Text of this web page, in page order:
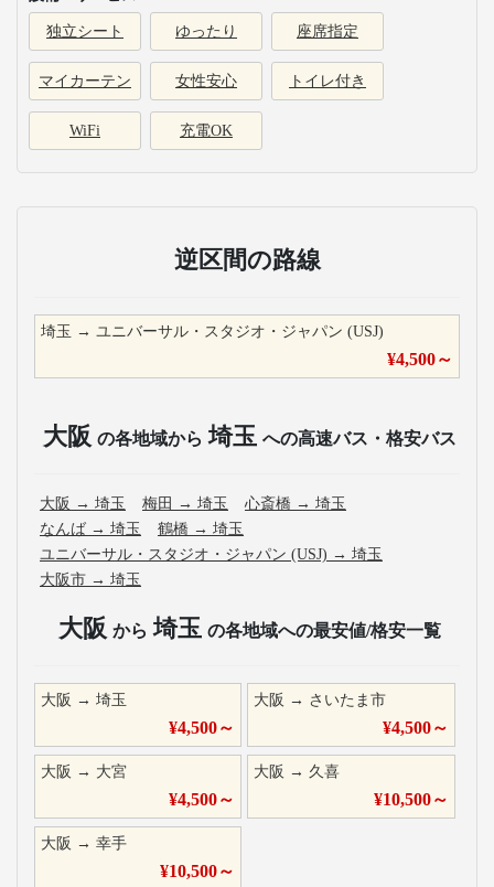
独立シート ゆったり 座席指定
マイカーテン 女性安心 トイレ付き
WiFi 充電OK
逆区間の路線
埼玉 → ユニバーサル・スタジオ・ジャパン (USJ)
¥4,500～
大阪 の各地域から 埼玉 への高速バス・格安バス
大阪 → 埼玉 梅田 → 埼玉 心斎橋 → 埼玉
なんば → 埼玉 鶴橋 → 埼玉
ユニバーサル・スタジオ・ジャパン (USJ) → 埼玉
大阪市 → 埼玉
大阪 から 埼玉 の各地域への最安値/格安一覧
大阪 → 埼玉
¥4,500～
大阪 → さいたま市
¥4,500～
大阪 → 大宮
¥4,500～
大阪 → 久喜
¥10,500～
大阪 → 幸手
¥10,500～